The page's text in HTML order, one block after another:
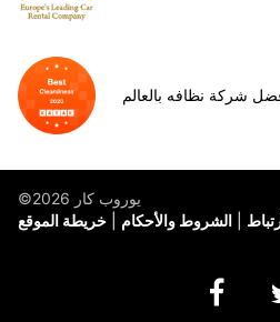
شركة نظافه بالعالم
©يوروب كار 2026
خريطة الموقع
الشروط والأحكام